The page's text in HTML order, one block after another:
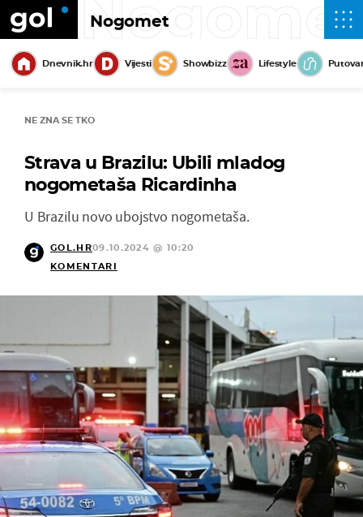
Nogomet
Dnevnik.hr Vijesti Showbizz Lifestyle
NE ZNA SE TKO
Strava u Brazilu: Ubili mladog
nogometaša Ricardinha
U Brazilu novo ubojstvo nogometaša.
GOL.HR09.10.2024 @ 10:20
KOMENTARI